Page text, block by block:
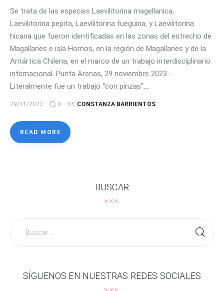
Se trata de las especies Laevilitorina magellanica,
Laevilitorina pepita, Laevilitorina fueguina, y Laevilitorina
hicana que fueron identificadas en las zonas del estrecho de
Magallanes e isla Hornos, en la región de Magallanes y de la
Antártica Chilena, en el marco de un trabajo interdisciplinario
internacional. Punta Arenas, 29 noviembre 2023.-
Literalmente fue un trabajo “con pinzas”,…
29/11/2023 0 BY CONSTANZA BARRIENTOS
READ MORE
BUSCAR
SÍGUENOS EN NUESTRAS REDES SOCIALES